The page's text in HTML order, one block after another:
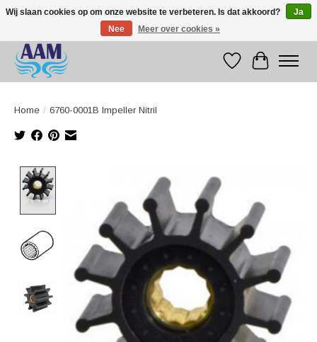
Competitive prices fast international delivery
Verlanglijst
Home / 6760-0001B Impeller Nitril
Wij slaan cookies op om onze website te verbeteren. Is dat akkoord?
Ja
Nee
Meer over cookies »